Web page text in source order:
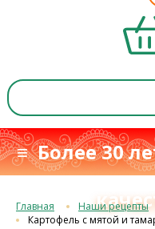
≡ Более 30
Главная Наши рецепты
Картофель с мятой и